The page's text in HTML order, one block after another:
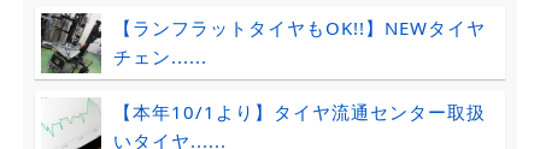
【ランフラットタイヤもOK!!】NEWタイヤ
チェン......
【本年10/1より】タイヤ流通センター取扱
いタイヤ......